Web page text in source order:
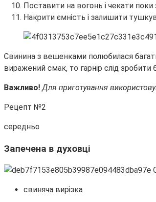
Поставити на вогонь і чекати
Накрити ємність і залишити
Свинина з вешенками полюбилася
виражений смак, то гарнір слід зробити
Важливо!Для приготування
Рецепт №2
середньо
Запечена в духовці
свиняча вирізка